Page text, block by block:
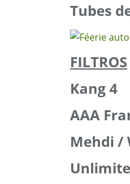
Tubes
FILTROS
Kang 4
AAA
Mehdi /